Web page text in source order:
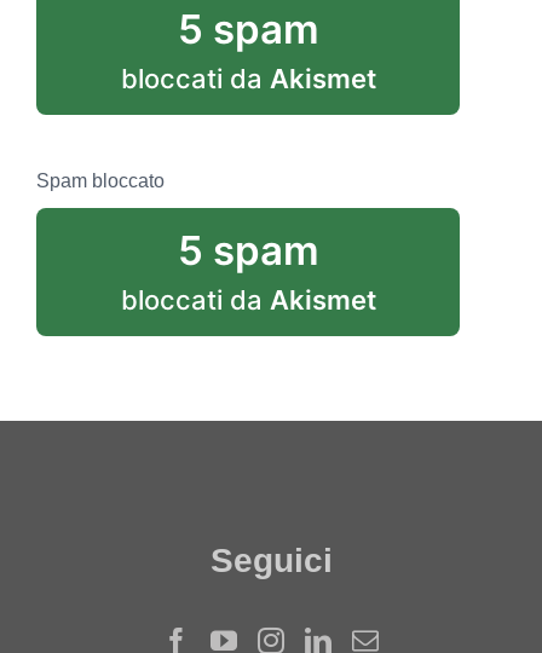
5 spam
bloccati da Akismet
Spam bloccato
5 spam
bloccati da Akismet
Seguici